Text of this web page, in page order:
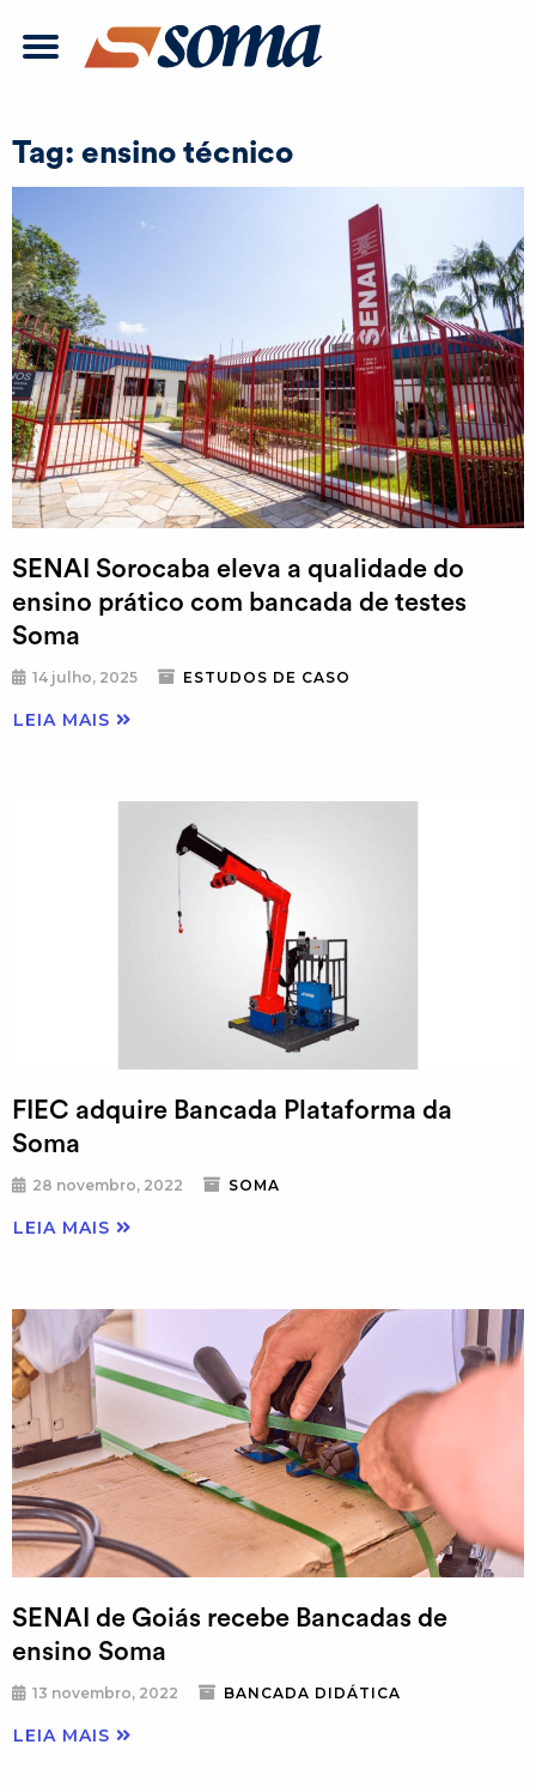
Tag: ensino técnico
SENAI Sorocaba eleva a qualidade do
ensino prático com bancada de testes
Soma
14 julho, 2025 ESTUDOS DE CASO
LEIA MAIS
FIEC adquire Bancada Plataforma da
Soma
28 novembro, 2022 SOMA
LEIA MAIS
SENAI de Goiás recebe Bancadas de
ensino Soma
13 novembro, 2022 BANCADA DIDÁTICA
LEIA MAIS